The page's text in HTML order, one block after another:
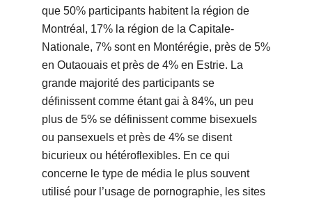
que 50% participants habitent la région de
Montréal, 17% la région de la Capitale-
Nationale, 7% sont en Montérégie, près de 5%
en Outaouais et près de 4% en Estrie. La
grande majorité des participants se
définissent comme étant gai à 84%, un peu
plus de 5% se définissent comme bisexuels
ou pansexuels et près de 4% se disent
bicurieux ou hétéroflexibles. En ce qui
concerne le type de média le plus souvent
utilisé pour l’usage de pornographie, les sites